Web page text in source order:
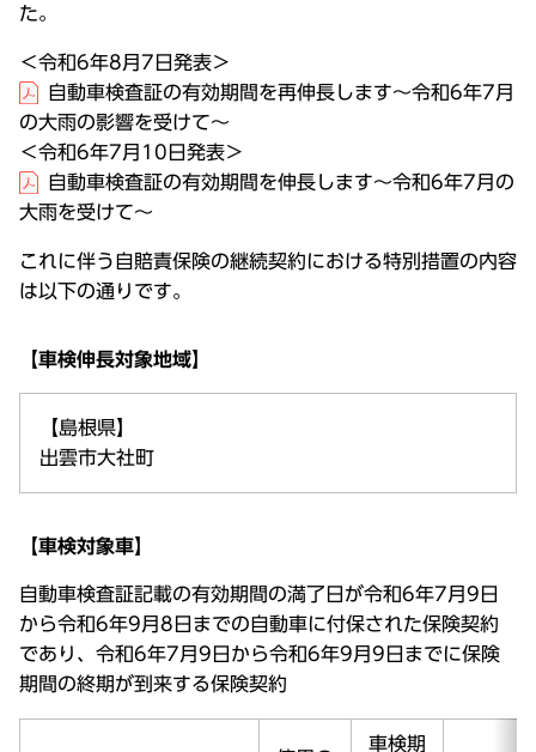
た。
＜令和6年8月7日発表＞
自動車検査証の有効期間を再伸長します～令和6年7月
の大雨の影響を受けて～
＜令和6年7月10日発表＞
自動車検査証の有効期間を伸長します～令和6年7月の
大雨を受けて～
これに伴う自賠責保険の継続契約における特別措置の内容
は以下の通りです。
【車検伸長対象地域】
【島根県】
出雲市大社町
【車検対象車】
自動車検査証記載の有効期間の満了日が令和6年7月9日
から令和6年9月8日までの自動車に付保された保険契約
であり、令和6年7月9日から令和6年9月9日までに保険
期間の終期が到来する保険契約
車検期